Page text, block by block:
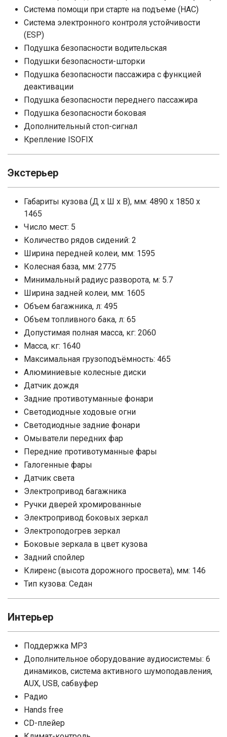
Система помощи при старте на подъеме (HAC)
Система электронного контроля устойчивости
(ESP)
Подушка безопасности водительская
Подушки безопасности-шторки
Подушка безопасности пассажира с функцией
деактивации
Подушка безопасности переднего пассажира
Подушка безопасности боковая
Дополнительный стоп-сигнал
Крепление ISOFIX
Экстерьер
Габариты кузова (Д x Ш x В), мм: 4890 x 1850 x
1465
Число мест: 5
Количество рядов сидений: 2
Ширина передней колеи, мм: 1595
Колесная база, мм: 2775
Минимальный радиус разворота, м: 5.7
Ширина задней колеи, мм: 1605
Объем багажника, л: 495
Объем топливного бака, л: 65
Допустимая полная масса, кг: 2060
Масса, кг: 1640
Максимальная грузоподъёмность: 465
Алюминиевые колесные диски
Датчик дождя
Задние противотуманные фонари
Светодиодные ходовые огни
Cветодиодные задние фонари
Омыватели передних фар
Передние противотуманные фары
Галогенные фары
Датчик света
Электропривод багажника
Ручки дверей хромированные
Электропривод боковых зеркал
Электроподогрев зеркал
Боковые зеркала в цвет кузова
Задний спойлер
Клиренс (высота дорожного просвета), мм: 146
Тип кузова: Седан
Интерьер
Поддержка MP3
Дополнительное оборудование аудиосистемы: 6
динамиков, система активного шумоподавления,
AUX, USB, сабвуфер
Радио
Hands free
CD-плейер